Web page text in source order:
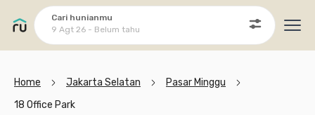
Cari hunianmu
9 Agt 26 - Belum tahu
Home Jakarta Selatan
Pasar Minggu
18 Office Park